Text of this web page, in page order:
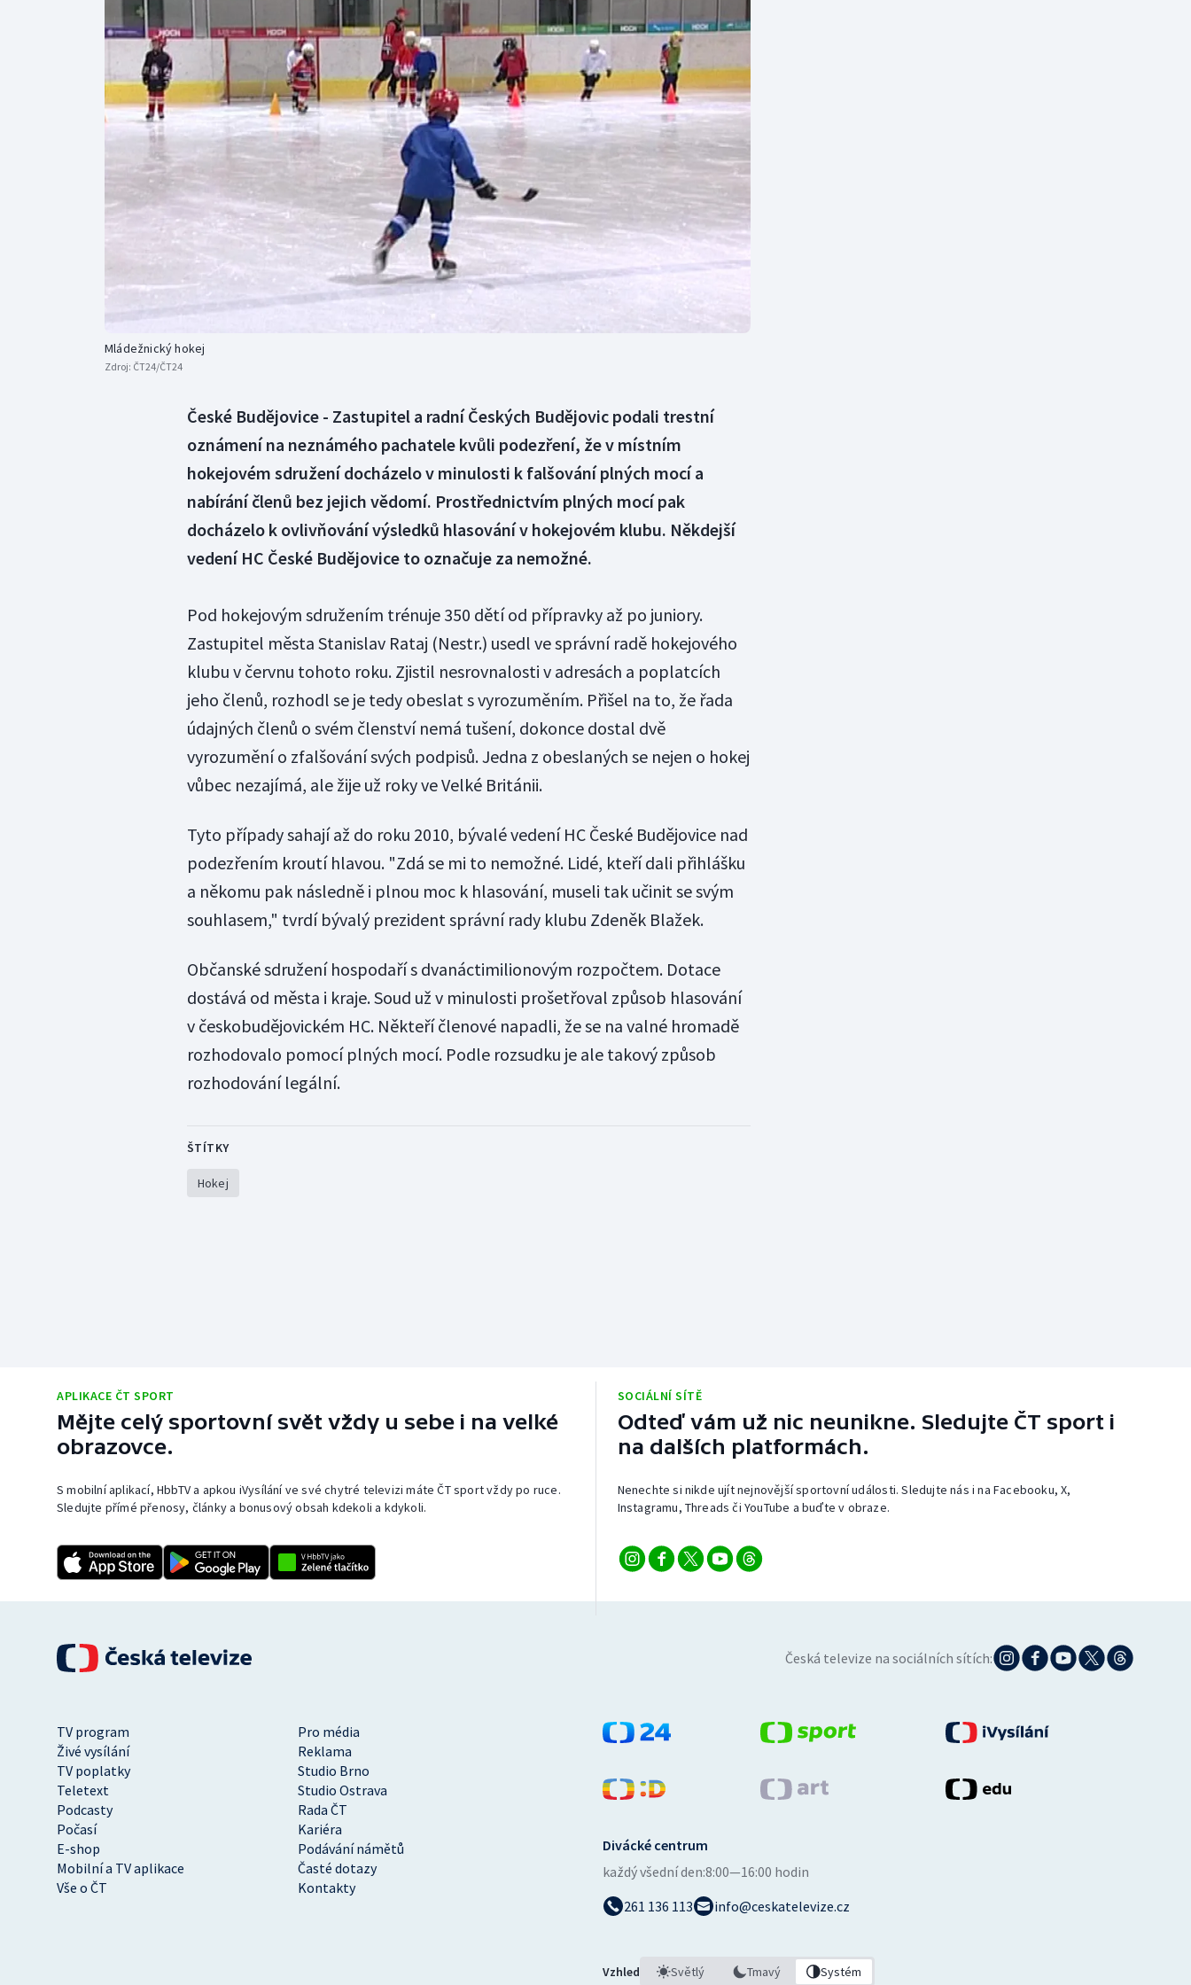
Dostihy
Florbal
Futsal
Gymnastika
Moderní pětiboj
Motorsport
Olympijské hry
Parasport
Plavání
Plážový volejbal
Veslování
Vodní slalom
Volejbal
Ostatní
Mládežnický hokej
Zdroj: ČT24/ČT24
České Budějovice - Zastupitel a radní Českých Budějovic podali trestní
oznámení na neznámého pachatele kvůli podezření, že v místním
hokejovém sdružení docházelo v minulosti k falšování plných mocí a
nabírání členů bez jejich vědomí. Prostřednictvím plných mocí pak
docházelo k ovlivňování výsledků hlasování v hokejovém klubu. Někdejší
vedení HC České Budějovice to označuje za nemožné.
Pod hokejovým sdružením trénuje 350 dětí od přípravky až po juniory.
Zastupitel města Stanislav Rataj (Nestr.) usedl ve správní radě hokejového
klubu v červnu tohoto roku. Zjistil nesrovnalosti v adresách a poplatcích
jeho členů, rozhodl se je tedy obeslat s vyrozuměním. Přišel na to, že řada
údajných členů o svém členství nemá tušení, dokonce dostal dvě
vyrozumění o zfalšování svých podpisů. Jedna z obeslaných se nejen o hokej
vůbec nezajímá, ale žije už roky ve Velké Británii.
Tyto případy sahají až do roku 2010, bývalé vedení HC České Budějovice nad
podezřením kroutí hlavou. "Zdá se mi to nemožné. Lidé, kteří dali přihlášku
a někomu pak následně i plnou moc k hlasování, museli tak učinit se svým
souhlasem," tvrdí bývalý prezident správní rady klubu Zdeněk Blažek.
Občanské sdružení hospodaří s dvanáctimilionovým rozpočtem. Dotace
dostává od města i kraje. Soud už v minulosti prošetřoval způsob hlasování
v českobudějovickém HC. Někteří členové napadli, že se na valné hromadě
rozhodovalo pomocí plných mocí. Podle rozsudku je ale takový způsob
rozhodování legální.
ŠTÍTKY
Hokej
APLIKACE ČT SPORT
Mějte celý sportovní svět vždy u sebe i na velké
obrazovce.
S mobilní aplikací, HbbTV a apkou iVysílání ve své chytré televizi máte ČT sport vždy po ruce.
Sledujte přímé přenosy, články a bonusový obsah kdekoli a kdykoli.
SOCIÁLNÍ SÍTĚ
Odteď vám už nic neunikne. Sledujte ČT sport i
na dalších platformách.
Nenechte si nikde ujít nejnovější sportovní události. Sledujte nás i na Facebooku, X,
Instagramu, Threads či YouTube a buďte v obraze.
Česká televize na sociálních sítích:
TV program
Pro média
Živé vysílání
Reklama
TV poplatky
Studio Brno
Teletext
Studio Ostrava
Podcasty
Rada ČT
Počasí
Kariéra
E-shop
Podávání námětů
Mobilní a TV aplikace
Časté dotazy
Vše o ČT
Kontakty
Divácké centrum
každý všední den:8:00—16:00 hodin
261 136 113
info@ceskatelevize.cz
Vzhled Světlý Tmavý Systém